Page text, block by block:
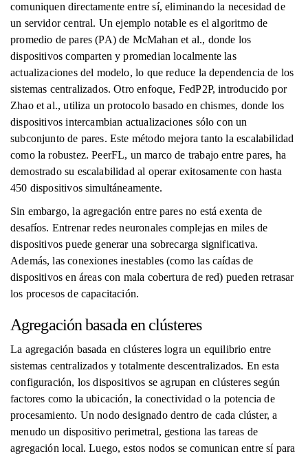
comuniquen directamente entre sí, eliminando la necesidad de
un servidor central. Un ejemplo notable es el algoritmo de
promedio de pares (PA) de McMahan et al., donde los
dispositivos comparten y promedian localmente las
actualizaciones del modelo, lo que reduce la dependencia de los
sistemas centralizados. Otro enfoque, FedP2P, introducido por
Zhao et al., utiliza un protocolo basado en chismes, donde los
dispositivos intercambian actualizaciones sólo con un
subconjunto de pares. Este método mejora tanto la escalabilidad
como la robustez. PeerFL, un marco de trabajo entre pares, ha
demostrado su escalabilidad al operar exitosamente con hasta
450 dispositivos simultáneamente.
Sin embargo, la agregación entre pares no está exenta de
desafíos. Entrenar redes neuronales complejas en miles de
dispositivos puede generar una sobrecarga significativa.
Además, las conexiones inestables (como las caídas de
dispositivos en áreas con mala cobertura de red) pueden retrasar
los procesos de capacitación.
Agregación basada en clústeres
La agregación basada en clústeres logra un equilibrio entre
sistemas centralizados y totalmente descentralizados. En esta
configuración, los dispositivos se agrupan en clústeres según
factores como la ubicación, la conectividad o la potencia de
procesamiento. Un nodo designado dentro de cada clúster, a
menudo un dispositivo perimetral, gestiona las tareas de
agregación local. Luego, estos nodos se comunican entre sí para